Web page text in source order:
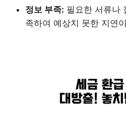
정보 부족: 필요한 서류나
족하여 예상치 못한 지연